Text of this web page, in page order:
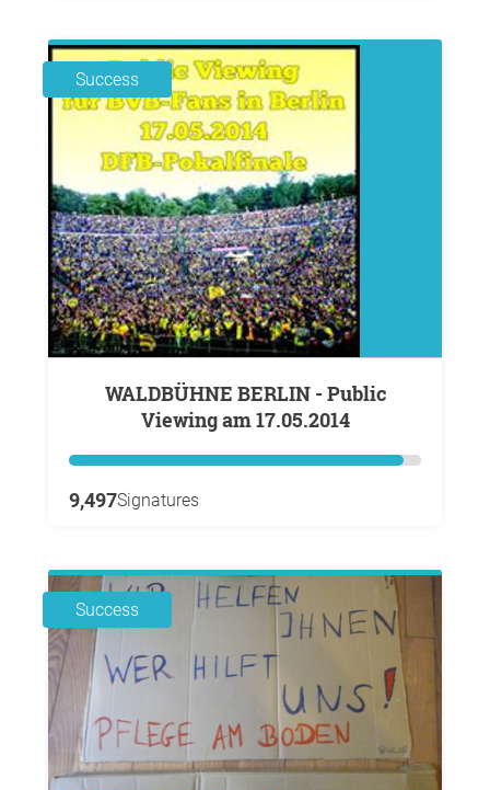
Success
WALDBÜHNE BERLIN - Public
Viewing am 17.05.2014
9,497Signatures
Success